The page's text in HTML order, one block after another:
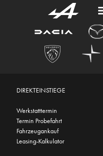
DIREKTEINSTIEGE
Werkstatttermin
Termin Probefahrt
Fahrzeugankauf
Leasing-Kalkulator